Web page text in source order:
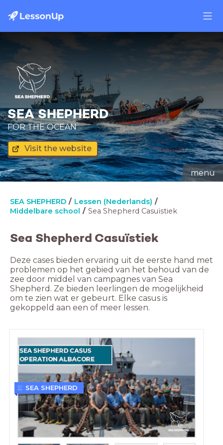
SEA SHEPHERD
FOR THE OCEAN
Visit the website
menu
SEA SHEPHERD
Lessen (Nederlands)
Middelbare school
Sea Shepherd Casuïstiek
Sea Shepherd Casuïstiek
Deze cases bieden ervaring uit de eerste hand met
problemen op het gebied van het behoud van de
zee door middel van campagnes van Sea
Shepherd. Ze bieden leerlingen de mogelijkheid
om te zien wat er gebeurt. Elke casus is
gekoppeld aan een of meer lessen.
SEA SHEPHERD